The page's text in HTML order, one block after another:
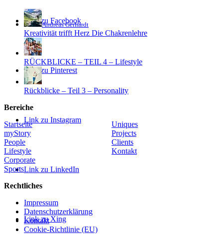
Link zu Facebook
Link zu Pinterest
Link zu Instagram
Link zu LinkedIn
Link zu Xing
Andreas Gerhardt
Kreativität trifft Herz Die Chakrenlehre
RÜCKBLICKE – TEIL 4 – Lifestyle
Rückblicke – Teil 3 – Personality
Bereiche
Startseite
myStory
People
Lifestyle
Corporate
Sports
Uniques
Projects
Clients
Kontakt
Rechtliches
Impressum
Datenschutzerklärung
Kontakt
Cookie-Richtlinie (EU)